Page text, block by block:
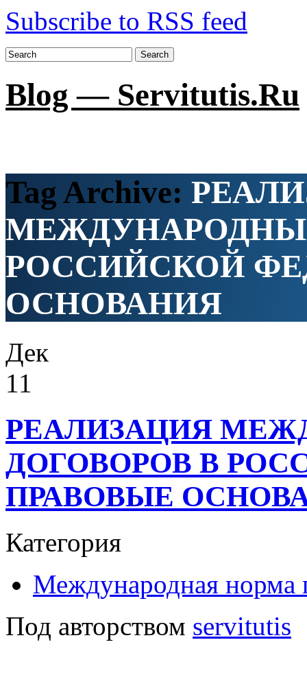
Subscribe to RSS feed
Search
Blog — Servitutis.Ru
Tag Archive:
РОССИЙСКОЙ
ОСНОВАНИЯ
Дек
11
РЕАЛИЗАЦИЯ
ДОГОВОРОВ В
ПРАВОВЫЕ
Категория
Международная норма
Под авторством servitutis